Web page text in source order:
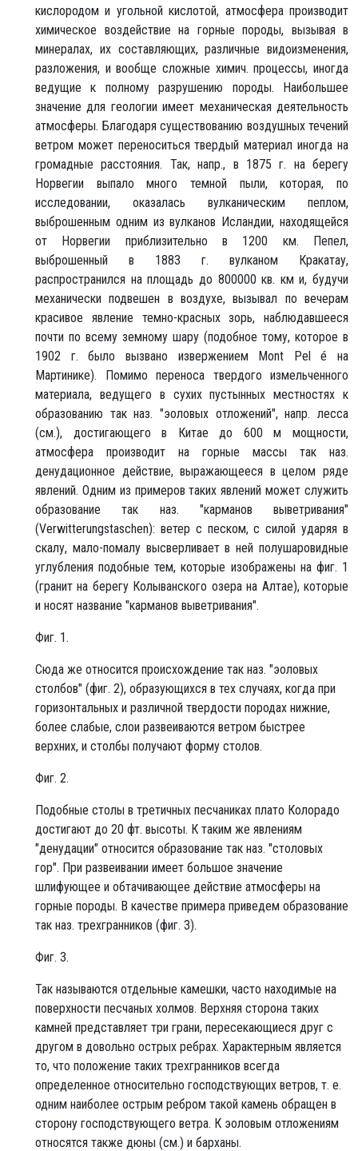
кислородом и угольной кислотой, атмосфера производит
химическое воздействие на горные породы, вызывая в
минералах, их составляющих, различные видоизменения,
разложения, и вообще сложные химич. процессы, иногда
ведущие к полному разрушению породы. Наибольшее
значение для геологии имеет механическая деятельность
атмосферы. Благодаря существованию воздушных течений
ветром может переноситься твердый материал иногда на
громадные расстояния. Так, напр., в 1875 г. на берегу
Норвегии выпало много темной пыли, которая, по
исследовании, оказалась вулканическим пеплом,
выброшенным одним из вулканов Исландии, находящейся
от Норвегии приблизительно в 1200 км. Пепел,
выброшенный в 1883 г. вулканом Кракатау,
распространился на площадь до 800000 кв. км и, будучи
механически подвешен в воздухе, вызывал по вечерам
красивое явление темно-красных зорь, наблюдавшееся
почти по всему земному шару (подобное тому, которое в
1902 г. было вызвано извержением Mont Pel é на
Мартинике). Помимо переноса твердого измельченного
материала, ведущего в сухих пустынных местностях к
образованию так наз. "эоловых отложений", напр. лесса
(см.), достигающего в Китае до 600 м мощности,
атмосфера производит на горные массы так наз.
денудационное действие, выражающееся в целом ряде
явлений. Одним из примеров таких явлений может служить
образование так наз. "карманов выветривания"
(Verwitterungstaschen): ветер с песком, с силой ударяя в
скалу, мало-помалу высверливает в ней полушаровидные
углубления подобные тем, которые изображены на фиг. 1
(гранит на берегу Колыванского озера на Алтае), которые
и носят название "карманов выветривания".
Фиг. 1.
Сюда же относится происхождение так наз. "эоловых
столбов" (фиг. 2), образующихся в тех случаях, когда при
горизонтальных и различной твердости породах нижние,
более слабые, слои развеиваются ветром быстрее
верхних, и столбы получают форму столов.
Фиг. 2.
Подобные столы в третичных песчаниках плато Колорадо
достигают до 20 фт. высоты. К таким же явлениям
"денудации" относится образование так наз. "столовых
гор". При развеивании имеет большое значение
шлифующее и обтачивающее действие атмосферы на
горные породы. В качестве примера приведем образование
так наз. трехгранников (фиг. 3).
Фиг. 3.
Так называются отдельные камешки, часто находимые на
поверхности песчаных холмов. Верхняя сторона таких
камней представляет три грани, пересекающиеся друг с
другом в довольно острых ребрах. Характерным является
то, что положение таких трехгранников всегда
определенное относительно господствующих ветров, т. е.
одним наиболее острым ребром такой камень обращен в
сторону господствующего ветра. К эоловым отложениям
относятся также дюны (см.) и барханы.